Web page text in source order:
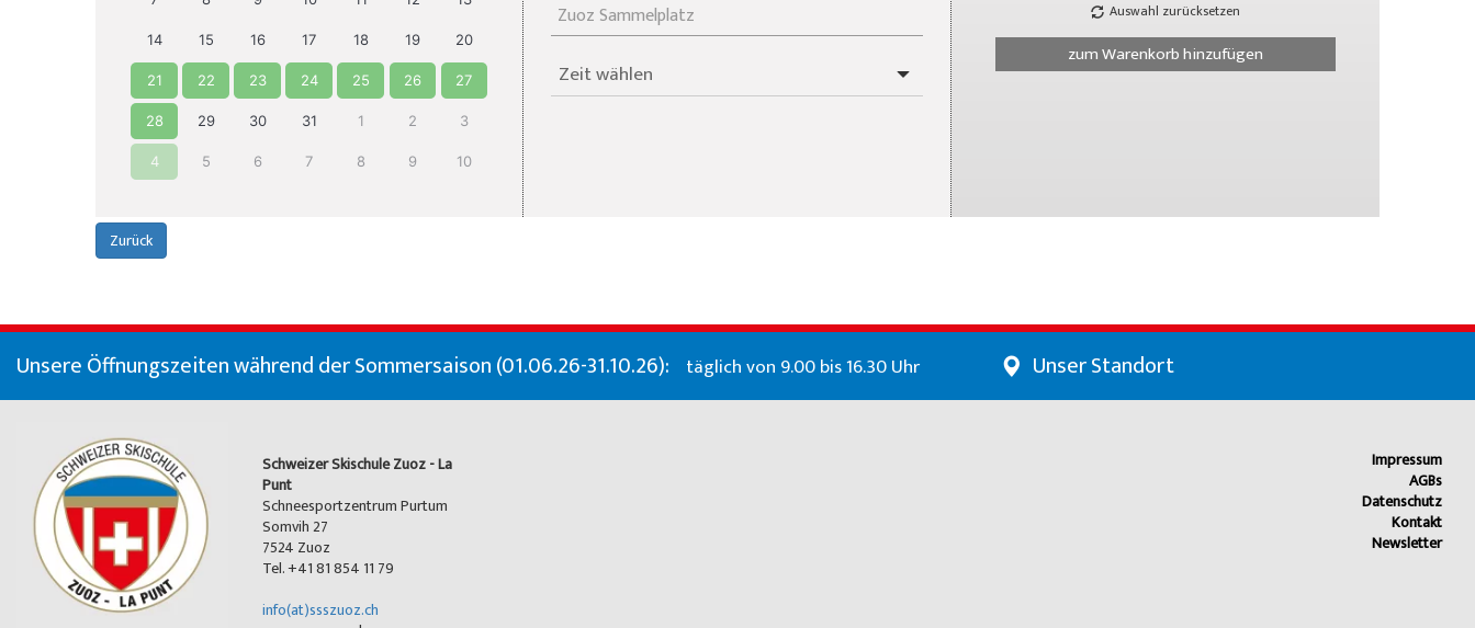
14 15 16 17 18 19 20
21 22 23 24 25 26 27
28 29 30 31 1 2 3
4 5 6 7 8 9 10
Zeit wählen
Auswahl zurücksetzen
zum Warenkorb hinzufügen
Zurück
Unsere Öffnungszeiten während der Sommersaison (01.06.26-31.10.26): täglich von 9.00 bis 16.30 Uhr Unser Standort
Schweizer Skischule Zuoz - La
Punt
Schneesportzentrum Purtum
Somvih 27
7524 Zuoz
Tel. +41 81 854 11 79
info(at)ssszuoz.ch
Impressum
AGBs
Datenschutz
Kontakt
Newsletter